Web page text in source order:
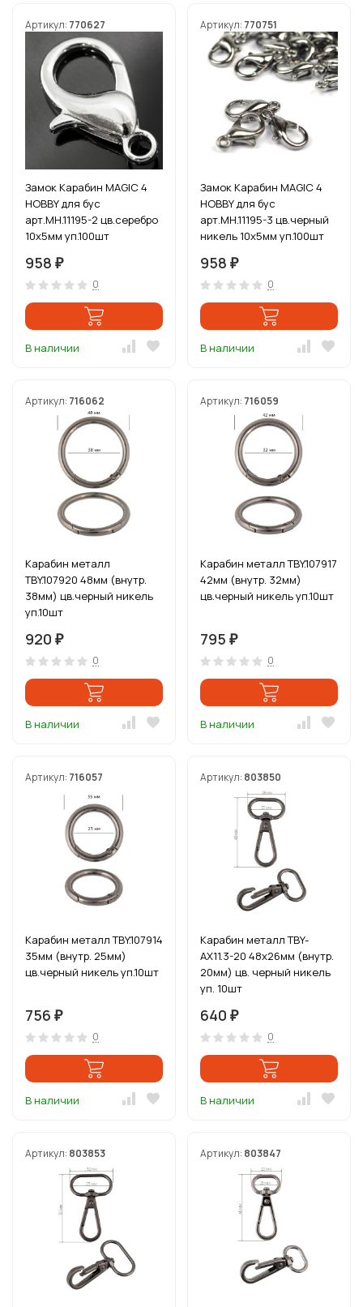
Артикул: 770627
Замок Карабин MAGIC 4
HOBBY для бус
арт.MH.11195-2 цв.серебро
10х5мм уп.100шт
958 ₽
0
В наличии
Артикул: 770751
Замок Карабин MAGIC 4
HOBBY для бус
арт.MH.11195-3 цв.черный
никель 10х5мм уп.100шт
958 ₽
0
В наличии
Артикул: 716062
Карабин металл
TBY.107920 48мм (внутр.
38мм) цв.черный никель
уп.10шт
920 ₽
0
В наличии
Артикул: 716059
Карабин металл TBY.107917
42мм (внутр. 32мм)
цв.черный никель уп.10шт
795 ₽
0
В наличии
Артикул: 716057
Карабин металл TBY.107914
35мм (внутр. 25мм)
цв.черный никель уп.10шт
756 ₽
0
В наличии
Артикул: 803850
Карабин металл TBY-
AX11.3-20 48х26мм (внутр.
20мм) цв. черный никель
уп. 10шт
640 ₽
0
В наличии
Артикул: 803853 Артикул: 803847